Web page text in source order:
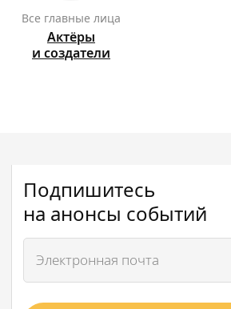
Все главные лица
Актёры
и создатели
Подпишитесь
на анонсы событий